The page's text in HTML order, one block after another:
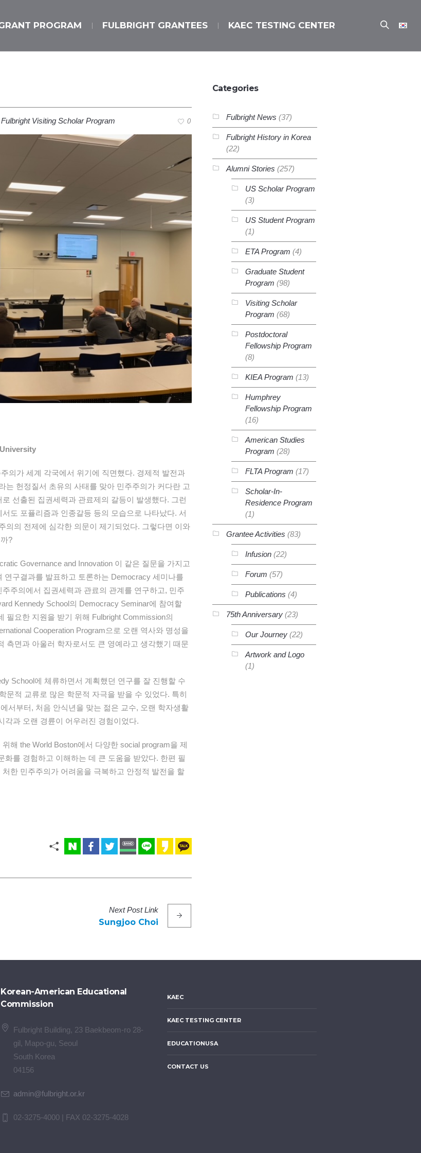
PROGRAM FULBRIGHT GRANTEES KAEC TESTING CENTER
Visiting Scholar Program 0
의가 세계 각국에서 위기에 직면했다. 경제적 발전과
는 헌정질서 초유의 사태를 맞아 민주주의가 커다란 고
선출된 집권세력과 관료제의 갈등이 발생했다. 그런
도 포퓰리즘과 인종갈등 등의 모습으로 나타났다. 서
의의 전제에 심각한 의문이 제기되었다. 그렇다면 이와
?
Governance and Innovation 이 같은 질문을 가지고
구결과를 발표하고 토론하는 Democracy 세미나를
주의에서 집권세력과 관료의 관계를 연구하고, 민주
Kennedy School의 Democracy Seminar에 참여할
필요한 지원을 받기 위해 Fulbright Commission의
Cooperation Program으로 오랜 역사와 명성을
측면과 아울러 학자로서도 큰 영예라고 생각했기 때문
School에 체류하면서 계획했던 연구를 잘 진행할 수
문적 교류로 많은 학문적 자극을 받을 수 있었다. 특히
서부터, 처음 안식년을 맞는 젊은 교수, 오랜 학자생활
각과 오랜 경륜이 어우러진 경험이었다.
해 the World Boston에서 다양한 social program을 제
를 경험하고 이해하는 데 큰 도움을 받았다. 한편 필
한 민주주의가 어려움을 극복하고 안정적 발전을 할
NextPostLink
Sungjoo Choi
Categories
Fulbright News (37)
Fulbright History in Korea
(22)
Alumni Stories (257)
US Scholar Program
(3)
US Student Program
(1)
ETA Program (4)
Graduate Student
Program (98)
Visiting Scholar
Program (68)
Postdoctoral
Fellowship Program
(8)
KIEA Program (13)
Humphrey
Fellowship Program
(16)
American Studies
Program (28)
FLTA Program (17)
Scholar-In-
Residence Program
(1)
Grantee Activities (83)
Infusion(22)
Forum (57)
Publications (4)
75th Anniversary(23)
Our Journey(22)
Artwork and Logo
(1)
Korean-American Educational
Commission
Fulbright Building, 23 Baekbeom-ro 28-
gil, Mapo-gu, Seoul
South Korea
04156
admin@fulbright.or.kr
02-3275-4000 | FAX 02-3275-4028
KAEC
KAEC TESTING CENTER
EDUCATIONUSA
CONTACT US